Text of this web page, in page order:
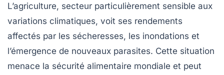
L’agriculture, secteur particulièrement sensible aux
variations climatiques, voit ses rendements
affectés par les sécheresses, les inondations et
l’émergence de nouveaux parasites. Cette situation
menace la sécurité alimentaire mondiale et peut